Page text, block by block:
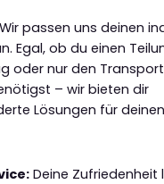
Wir passen uns deinen
Egal, ob du einen
oder nur den
– wir bieten dir
Lösungen für
Deine Zufriedenheit